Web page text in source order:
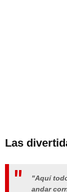
Las
"Aquí
andar